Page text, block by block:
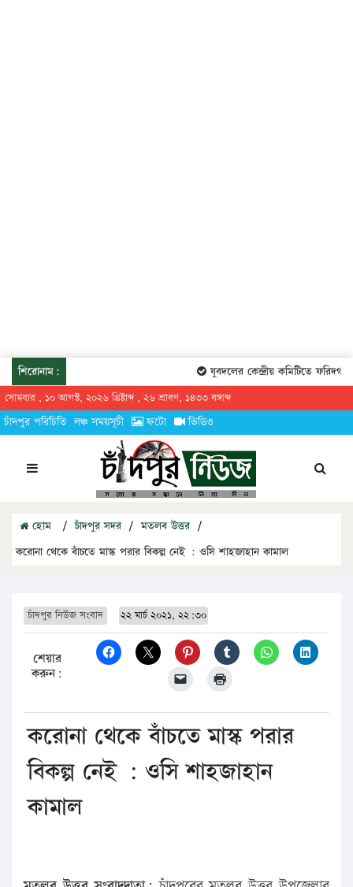
শিরোনাম: যুবদলের কেন্দ্রীয় কমিটিতে
সোমবার , ১০ আগস্ট, ২০২৬ খ্রিষ্টাব্দ , ২৬ শ্রাবণ, ১৪৩৩ বঙ্গাব্দ
চাঁদপুর পরিচিতি লঞ্চ সময়সূচী ফটো ভিডিও
হোম / চাঁদপুর সদর / মতলব উত্তর /
করোনা থেকে বাঁচতে মাস্ক পরার বিকল্প নেই : ওসি শাহজাহান কামাল
চাঁদপুর নিউজ সংবাদ ২২ মার্চ ২০২১, ২২:৩০
শেয়ার
করুন:
করোনা থেকে বাঁচতে মাস্ক পরার
বিকল্প নেই : ওসি শাহজাহান
কামাল